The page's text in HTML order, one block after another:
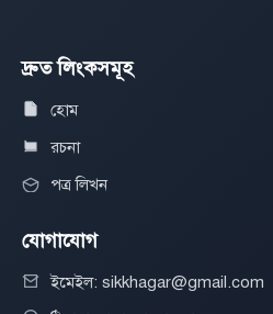
দ্রুত লিংকসমূহ
হোম
রচনা
পত্র লিখন
যোগাযোগ
ইমেইল: sikkhagar@gmail.com